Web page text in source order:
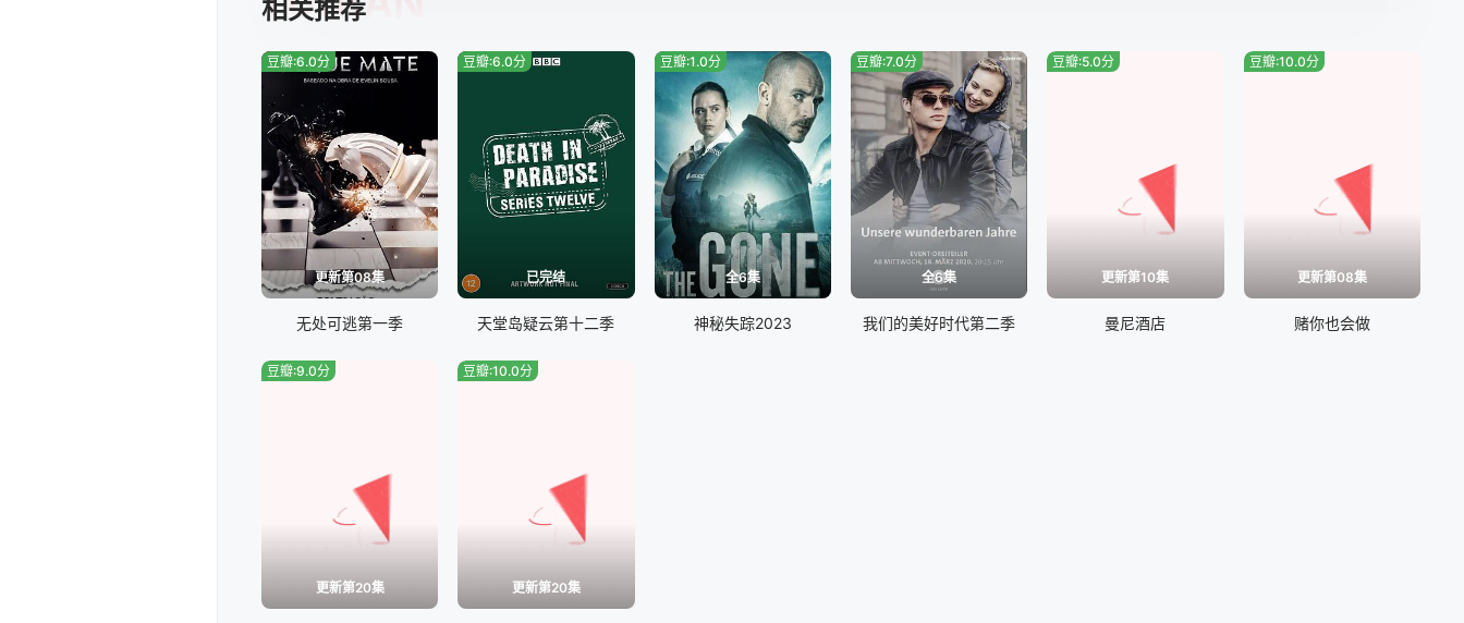
相关推荐
更新第08集
豆瓣:6.0分
无处可逃第一季
已完结
豆瓣:6.0分
天堂岛疑云第十二季
全6集
豆瓣:1.0分
神秘失踪2023
全6集
豆瓣:7.0分
我们的美好时代第二季
更新第10集
豆瓣:5.0分
曼尼酒店
更新第08集
豆瓣:10.0分
赌你也会做
更新第20集
豆瓣:9.0分
更新第20集
豆瓣:10.0分